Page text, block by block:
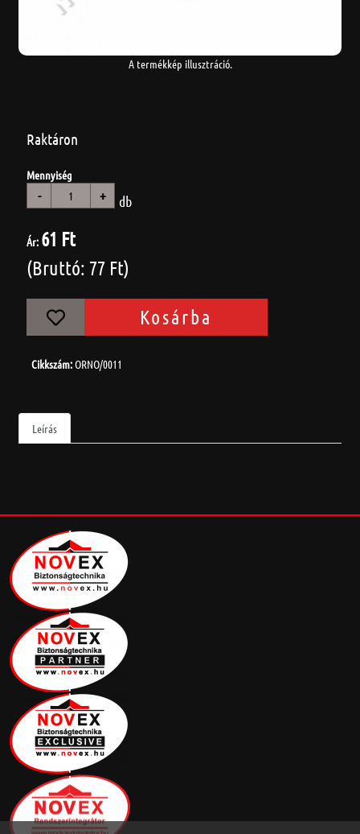
A termékkép illusztráció.
Raktáron
Mennyiség
- + db
Ár: 61 Ft
(Bruttó: 77 Ft)
Kosárba
Cikkszám:ORNO/0011
Leírás